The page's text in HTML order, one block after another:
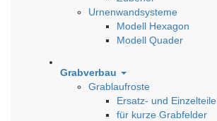
Urnenwandsysteme
Modell Hexagon
Modell Quader
Grabverbau
Grablaufroste
Ersatz- und Einzelteile
für kurze Grabfelder